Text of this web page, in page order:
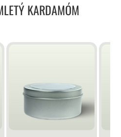
KARDAMÓM